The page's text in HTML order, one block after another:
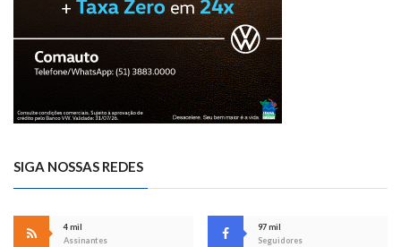
SIGA NOSSAS REDES
4 mil
Assinantes
97 mil
Seguidores